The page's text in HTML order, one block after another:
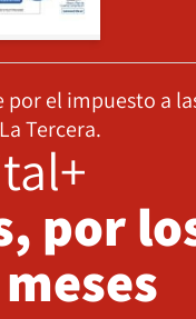
el impuesto a
Tercera.
por